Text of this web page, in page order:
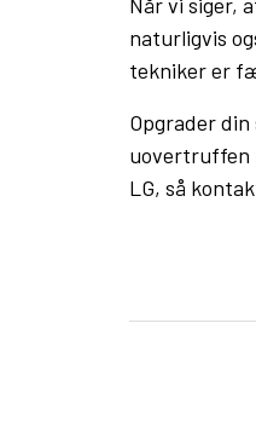
naturligvis
tekniker er
Opgrader
uovertruffen
LG, så